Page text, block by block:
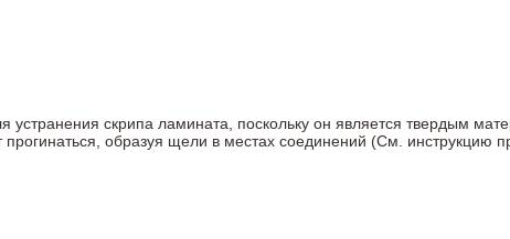
устранения скрипа ламината, поскольку он является твердым
образуя щели в местах соединений (См. инструкцию